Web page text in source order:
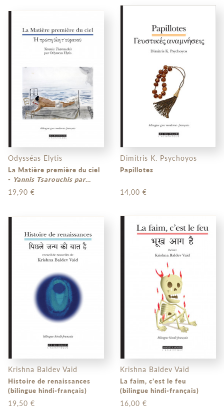
Odysséas Elytis
La Matière première du ciel
- Yannis Tsarouchis par
Odysseas Elytis
grec moderne - français)
19,90 €
Dimitris K. Psychoyos
Papillotes
14,00 €
Krishna Baldev Vaid
Histoire de renaissances
(bilingue hindi-français)
19,50 €
Krishna Baldev Vaid
La faim, c’est le feu
(bilingue hindi-français)
16,00 €